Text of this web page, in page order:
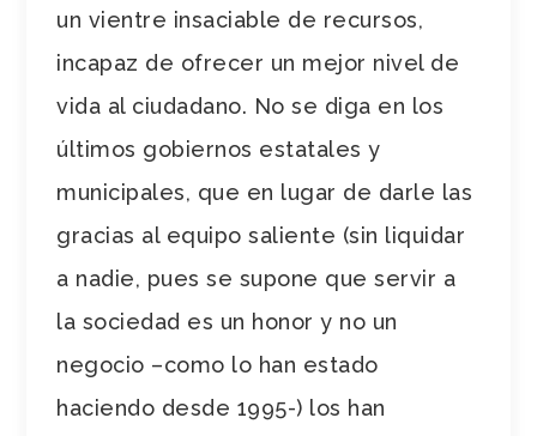
un vientre insaciable de recursos,
incapaz de ofrecer un mejor nivel de
vida al ciudadano. No se diga en los
últimos gobiernos estatales y
municipales, que en lugar de darle las
gracias al equipo saliente (sin liquidar
a nadie, pues se supone que servir a
la sociedad es un honor y no un
negocio –como lo han estado
haciendo desde 1995-) los han